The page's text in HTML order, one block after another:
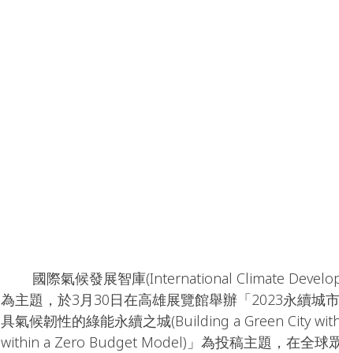
為主題，於3月30日在高雄展覽館舉辦「2023永續城
具氣候韌性的綠能永續之城(Building a Green City
within a Zero Budget Model)」為投稿主題，在全球